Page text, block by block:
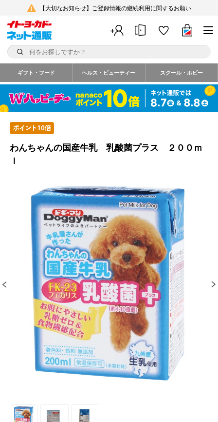
【大切なお知らせ】ご登録情報の継続利用に関するお願い
ギフト・フード ヘルス・ビューティー スクール・ホビー
わんちゃんの国産牛乳 乳酸菌プラス ２００ｍ